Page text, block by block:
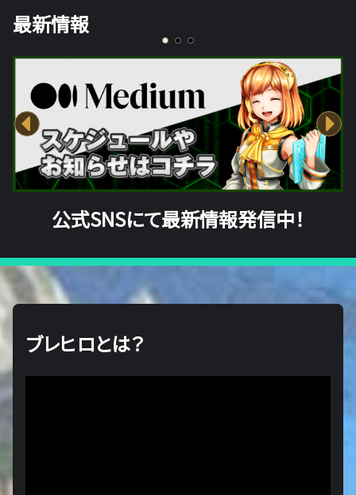
最新情報
公式SNSにて最新情報発信中！
ブレヒロとは？